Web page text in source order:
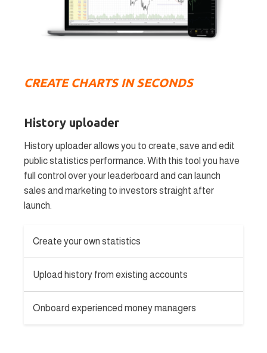
CREATE CHARTS IN SECONDS
History uploader
History uploader allows you to create, save and edit
public statistics performance. With this tool you have
full control over your leaderboard and can launch
sales and marketing to investors straight after
launch.
Create your own statistics
Upload history from existing accounts
Onboard experienced money managers